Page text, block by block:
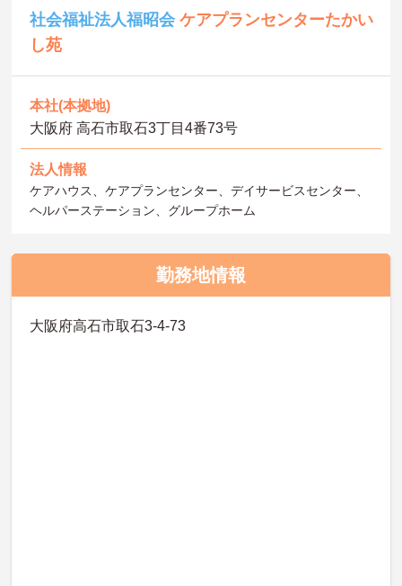
社会福祉法人福昭会ケアプランセンターたかい
し苑
本社(本拠地)
大阪府 高石市取石3丁目4番73号
法人情報
ケアハウス、ケアプランセンター、デイサービスセンター、
ヘルパーステーション、グループホーム
勤務地情報
大阪府高石市取石3-4-73